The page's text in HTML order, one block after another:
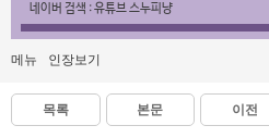
네이버 검색 : 유튜브 스누피냥
메뉴 인장보기
목록 본문 이전